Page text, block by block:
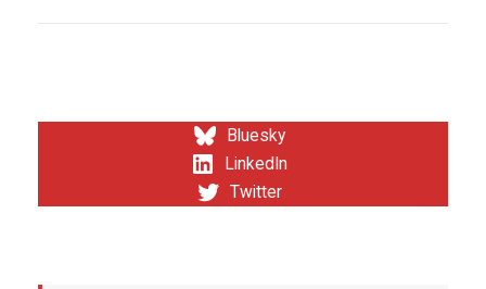
Bluesky
LinkedIn
Twitter